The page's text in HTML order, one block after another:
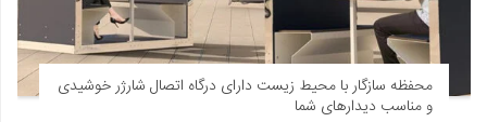
محفظه سازگار با محیط زیست دارای درگاه اتصال شارژر خوشیدی
و مناسب دیدارهای شما